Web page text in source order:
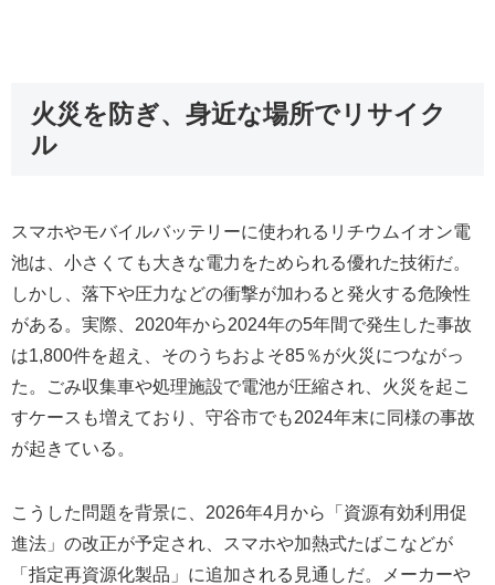
火災を防ぎ、身近な場所でリサイク
ル
スマホやモバイルバッテリーに使われるリチウムイオン電
池は、小さくても大きな電力をためられる優れた技術だ。
しかし、落下や圧力などの衝撃が加わると発火する危険性
がある。実際、2020年から2024年の5年間で発生した事故
は1,800件を超え、そのうちおよそ85％が火災につながっ
た。ごみ収集車や処理施設で電池が圧縮され、火災を起こ
すケースも増えており、守谷市でも2024年末に同様の事故
が起きている。
こうした問題を背景に、2026年4月から「資源有効利用促
進法」の改正が予定され、スマホや加熱式たばこなどが
「指定再資源化製品」に追加される見通しだ。メーカーや